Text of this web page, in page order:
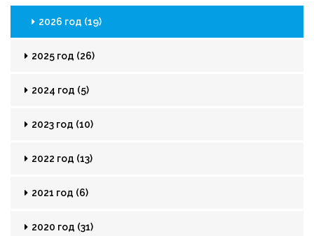
2026 год (19)
2025 год (26)
2024 год (5)
2023 год (10)
2022 год (13)
2021 год (6)
2020 год (31)